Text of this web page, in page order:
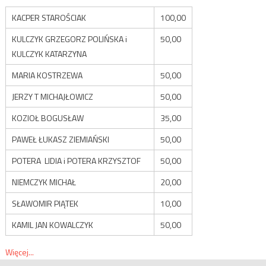
KACPER STAROŚCIAK
100,00
KULCZYK GRZEGORZ POLIŃSKA i
KULCZYK KATARZYNA
50,00
MARIA KOSTRZEWA
50,00
JERZY T MICHAJŁOWICZ
50,00
KOZIOŁ BOGUSŁAW
35,00
PAWEŁ ŁUKASZ ZIEMIAŃSKI
50,00
POTERA LIDIA i POTERA KRZYSZTOF
50,00
NIEMCZYK MICHAŁ
20,00
SŁAWOMIR PIĄTEK
10,00
KAMIL JAN KOWALCZYK
50,00
Więcej...